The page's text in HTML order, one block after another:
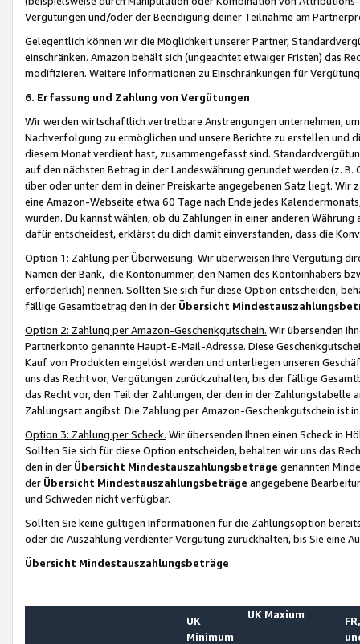
Vergütungen und/oder der Beendigung deiner Teilnahme am
Gelegentlich können wir die Möglichkeit unserer Partner,
einschränken. Amazon behält sich (ungeachtet etwaiger Fristen) das
modifizieren. Weitere Informationen zu Einschränkungen für
6. Erfassung und Zahlung von Vergütungen
Wir werden wirtschaftlich vertretbare Anstrengungen unternehmen,
Nachverfolgung zu ermöglichen und unsere Berichte zu erstellen und
diesem Monat verdient hast, zusammengefasst sind.
auf den nächsten Betrag in der Landeswährung gerundet werden (z.
über oder unter dem in deiner Preiskarte angegebenen Satz liegt.
eine Amazon-Webseite etwa 60 Tage nach Ende jedes
wurden. Du kannst wählen, ob du Zahlungen in einer anderen
dafür entscheidest, erklärst du dich damit einverstanden, dass die
Option 1: Zahlung per Überweisung. Wir überweisen Ihre Vergütung
Namen der Bank, die Kontonummer, den Namen des Kontoinhabers
erforderlich) nennen. Sollten Sie sich für diese Option entscheiden,
fällige Gesamtbetrag den in der Übersicht
Option 2: Zahlung per Amazon-Geschenkgutschein. Wir übersenden
Partnerkonto genannte Haupt-E-Mail-Adresse. Diese
Kauf von Produkten eingelöst werden und unterliegen unseren
uns das Recht vor, Vergütungen zurückzuhalten, bis der fällige
das Recht vor, den Teil der Zahlungen, der den in der
Zahlungsart angibst. Die Zahlung per Amazon-Geschenkgutschein ist
Option 3: Zahlung per Scheck. Wir übersenden Ihnen einen Scheck in
Sollten Sie sich für diese Option entscheiden, behalten wir uns das
den in der Übersicht Mindestauszahlungsbeträge genannten
der Übersicht Mindestauszahlungsbeträge angegebene
und Schweden nicht verfügbar.
Sollten Sie keine gültigen Informationen für die Zahlungsoption
oder die Auszahlung verdienter Vergütung zurückhalten, bis Sie
Übersicht Mindestauszahlungsbeträge
UK
Minimum
UK Maxium